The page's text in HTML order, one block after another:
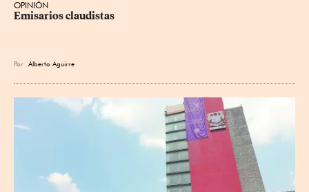
OPINIÓN
Emisarios claudistas
Por Alberto Aguirre